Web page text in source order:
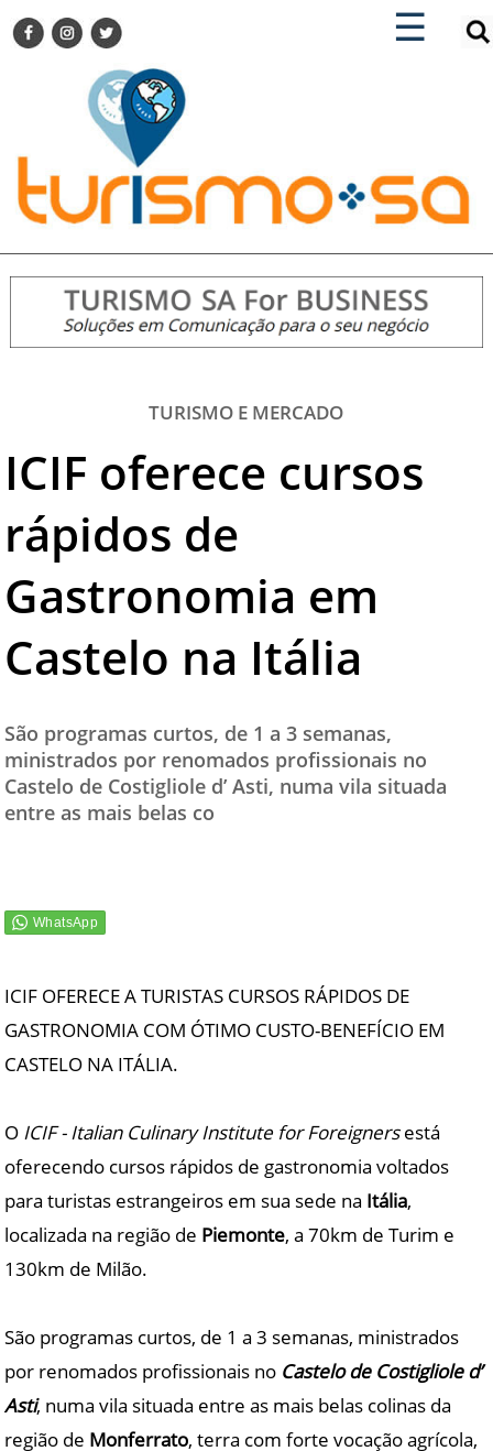
☰
×
TURISMO SA FOR BUSINESS
DESTINOS NACIONAIS
DESTINOS INTERNACIONAIS
CITY BREAK
TURISMO E MERCADO
EVENTOS
HOTELARIA
DICAS
TURISMO SA TV
TESTADO E APROVADO
PARCEIROS
QUEM SOMOS - EQUIPE
CONTATO
×
ENCONTRE SUA NOTÍCIA
TURISMO E MERCADO
ICIF oferece cursos
rápidos de
Gastronomia em
Castelo na Itália
São programas curtos, de 1 a 3 semanas,
ministrados por renomados profissionais no
Castelo de Costigliole d’ Asti, numa vila situada
entre as mais belas co
ICIF OFERECE A TURISTAS CURSOS RÁPIDOS DE
GASTRONOMIA COM ÓTIMO CUSTO-BENEFÍCIO EM
CASTELO NA ITÁLIA.
O ICIF - Italian Culinary Institute for Foreignersestá
oferecendo cursos rápidos de gastronomia voltados
para turistas estrangeiros em sua sede na Itália,
localizada na região de Piemonte, a 70km de Turim e
130km de Milão.
São programas curtos, de 1 a 3 semanas, ministrados
por renomados profissionais no Castelo de Costigliole d’
Asti, numa vila situada entre as mais belas colinas da
região de Monferrato, terra com forte vocação agrícola,